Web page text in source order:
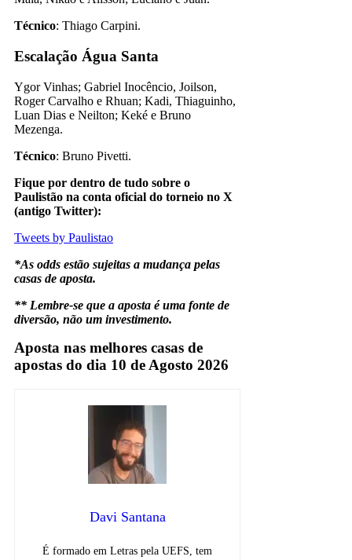
Técnico: Thiago Carpini.
Escalação Água Santa
Ygor Vinhas; Gabriel Inocêncio, Joilson,
Roger Carvalho e Rhuan; Kadi, Thiaguinho,
Luan Dias e Neilton; Keké e Bruno
Mezenga.
Técnico: Bruno Pivetti.
Fique por dentro de tudo sobre o
Paulistão na conta oficial do torneio no X
(antigo Twitter):
Tweets by Paulistao
*As odds estão sujeitas a mudança pelas
casas de aposta.
** Lembre-se que a aposta é uma fonte de
diversão, não um investimento.
Aposta nas melhores casas de
apostas do dia 10 de Agosto 2026
Davi Santana
É formado em Letras pela UEFS, tem